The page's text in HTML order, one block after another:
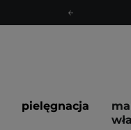
pielęgnacja